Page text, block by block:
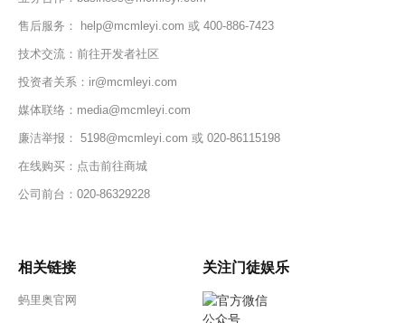
售后服务： help@mcmleyi.com 或 400-886-7423
技术交流：前往开发者社区
投资者关系： ir@mcmleyi.com
媒体联络： media@mcmleyi.com
廉洁举报： 5198@mcmleyi.com 或 020-86115198
在线购买：点击前往商城
公司前台： 020-86329228
相关链接
蚂里奥官网
关注门徒娱乐